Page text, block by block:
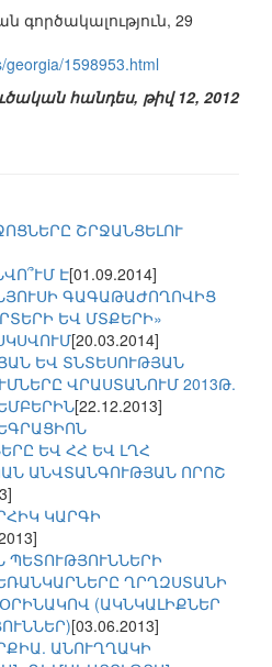
գործակալություն, 29
georgia/1598953.html
հանդես, թիվ 12, 2012
ՇՐՋԱՆՑԵԼՈՒ
Է[01.09.2014]
ԳԱԳԱԹԱԺՈՂՈՎԻՑ
ԵՎ ՄՏՔԵՐԻ»
[20.03.2014]
ԵՎ ՏՆՏԵՍՈՒԹՅԱՆ
ՎՐԱՍՏԱՆՈՒՄ 2013Թ.
[22.12.2013]
ԵՎ ՀՀ ԵՎ ԼՂՀ
ԱՆՎՏԱՆԳՈՒԹՅԱՆ ՈՐՈՇ
ԿԱՐԳԻ
ՂՐՂԶՍՏԱՆԻ
(ԱԿՆԿԱԼԻՔՆԵՐ
[03.06.2013]
ԱՆՈՒՂՂԱԿԻ